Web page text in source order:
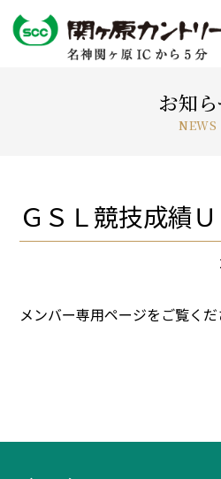
お知
NEWS
ＧＳＬ競技成績
メンバー専用ページをご覧くだ